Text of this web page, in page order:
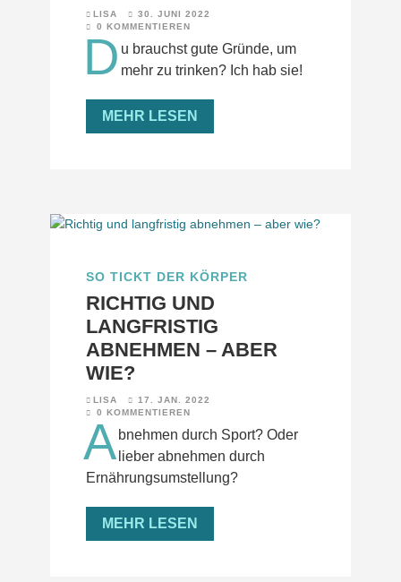
LISA
30. JUNI 2022
0 KOMMENTIEREN
D u brauchst gute Gründe, um
mehr zu trinken? Ich hab sie!
MEHR LESEN
SO TICKT DER KÖRPER
RICHTIG UND
LANGFRISTIG
ABNEHMEN – ABER
WIE?
LISA
17. JAN. 2022
0 KOMMENTIEREN
A bnehmen durch Sport? Oder
lieber abnehmen durch
Ernährungsumstellung?
MEHR LESEN